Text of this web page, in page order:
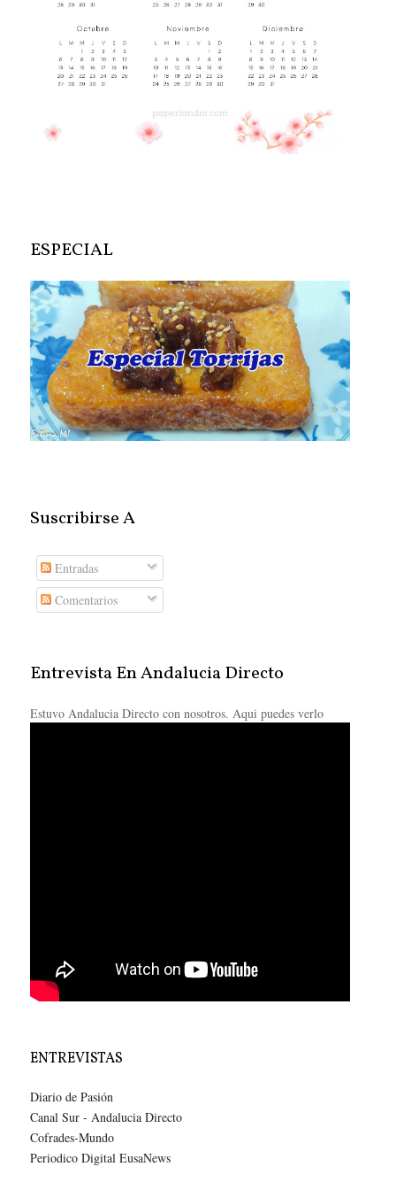
ESPECIAL
Suscribirse A
Entradas
Comentarios
Entrevista En Andalucia Directo
Estuvo Andalucia Directo con nosotros. Aqui puedes verlo
ENTREVISTAS
Diario de Pasión
Canal Sur - Andalucia Directo
Cofrades-Mundo
Periodico Digital EusaNews